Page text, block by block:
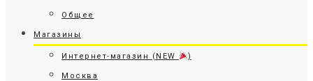
Общее
Магазины
Интернет-магазин (NEW )
Москва